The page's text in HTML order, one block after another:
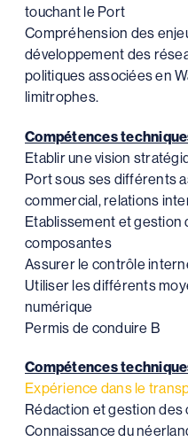
touchant le Port
Compréhension des
développement des
politiques associées en
limitrophes.
Compétences
Etablir une vision
Port sous ses différents
commercial, relations
Etablissement et gestion
composantes
Assurer le contrôle
Utiliser les différents
numérique
Permis de conduire B
Compétences
Expérience dans le
Rédaction et gestion
Connaissance du